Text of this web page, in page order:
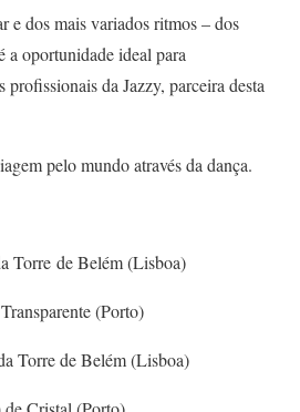
e dos mais variados ritmos – dos
a oportunidade ideal para
da Jazzy, parceira desta
pelo mundo através da dança.
Torre de Belém (Lisboa)
(Porto)
Torre de Belém (Lisboa)